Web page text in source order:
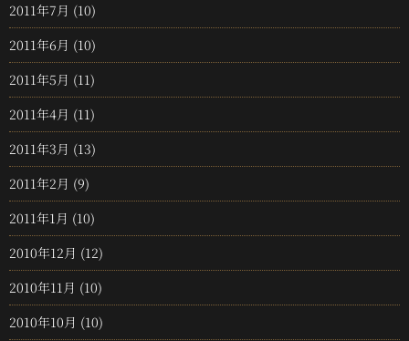
2011年7月 (10)
2011年6月 (10)
2011年5月 (11)
2011年4月 (11)
2011年3月 (13)
2011年2月 (9)
2011年1月 (10)
2010年12月 (12)
2010年11月 (10)
2010年10月 (10)